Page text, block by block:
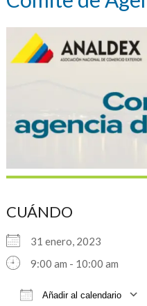
CUÁNDO
31 enero, 2023
9:00 am - 10:00 am
Añadir al calendario